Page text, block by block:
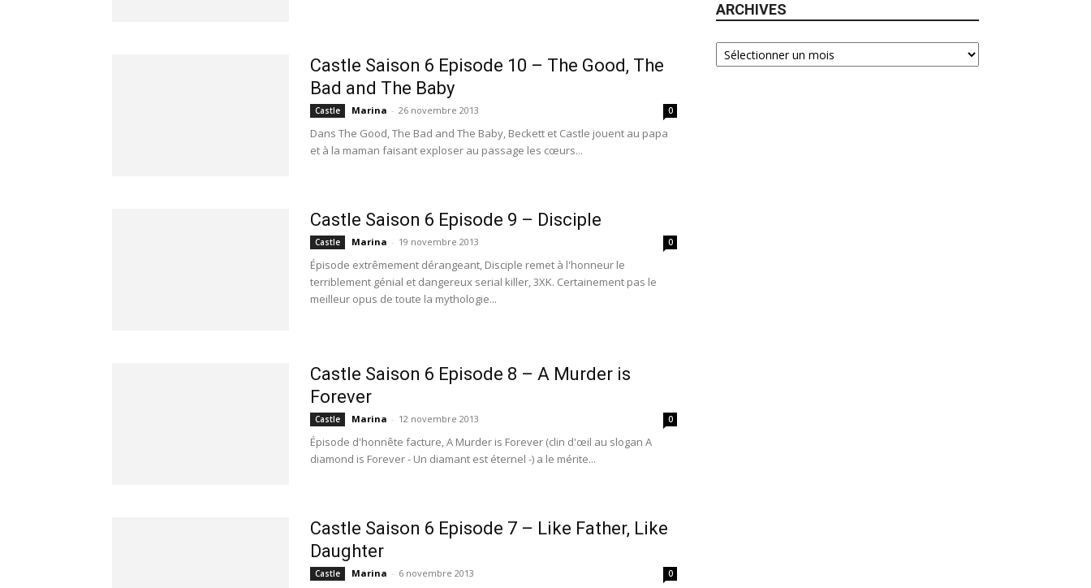
Castle Saison 6 Episode 10 – The Good, The
Bad and The Baby
Castle Marina - 26 novembre 2013 0
Dans The Good, The Bad and The Baby, Beckett et Castle jouent au papa
et à la maman faisant exploser au passage les cœurs...
Castle Saison 6 Episode 9 – Disciple
Castle Marina - 19 novembre 2013 0
Épisode extrêmement dérangeant, Disciple remet à l'honneur le
terriblement génial et dangereux serial killer, 3XK. Certainement pas le
meilleur opus de toute la mythologie...
Castle Saison 6 Episode 8 – A Murder is
Forever
Castle Marina - 12 novembre 2013 0
Épisode d'honnête facture, A Murder is Forever (clin d'œil au slogan A
diamond is Forever - Un diamant est éternel -) a le mérite...
Castle Saison 6 Episode 7 – Like Father, Like
Daughter
Castle Marina - 6 novembre 2013 0
ARCHIVES
Archives